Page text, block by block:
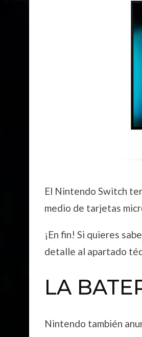
El Nintendo Switch
medio de tarjetas
¡En fin! Si quieres
detalle al apartado
LA
Nintendo también